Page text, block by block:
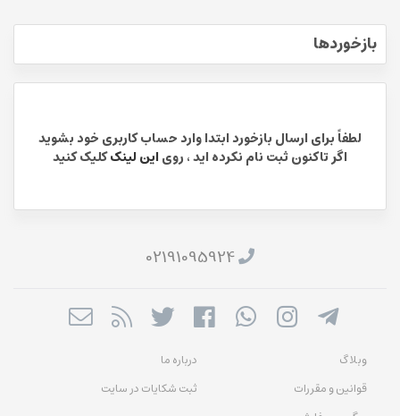
بازخوردها
لطفاً برای ارسال بازخورد ابتدا وارد حساب کاربری خود بشوید
اگر تاکنون ثبت نام نکرده اید ، روی این لینککلیک کنید
02191095924
وبلاگ
درباره ما
قوانین و مقررات
ثبت شکایات در سایت